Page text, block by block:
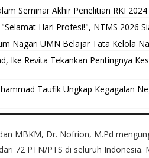
Seminar Akhir Penelitian RKI
Hari Profesi!", NTMS 2026
Nagari UMN Belajar Tata Kelola
Ike Revita Tekankan Pentingnya
Taufik Ungkap Kegagalan
MBKM, Dr. Nofrion, M.Pd
72 PTN/PTS di seluruh Indonesia.